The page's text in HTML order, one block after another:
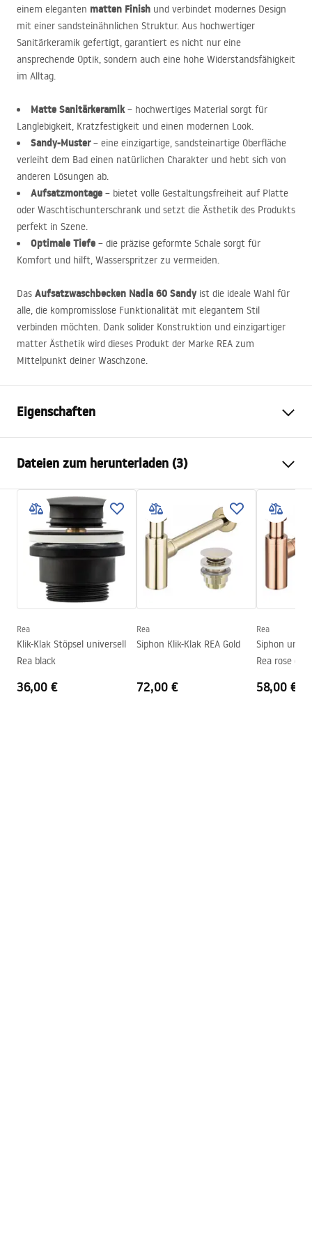
einem eleganten matten Finish und verbindet modernes Design
mit einer sandsteinähnlichen Struktur. Aus hochwertiger
Sanitärkeramik gefertigt, garantiert es nicht nur eine
ansprechende Optik, sondern auch eine hohe Widerstandsfähigkeit
im Alltag.
Matte Sanitärkeramik– hochwertiges Material sorgt für
Langlebigkeit, Kratzfestigkeit und einen modernen Look.
Sandy-Muster– eine einzigartige, sandsteinartige Oberfläche
verleiht dem Bad einen natürlichen Charakter und hebt sich von
anderen Lösungen ab.
Aufsatzmontage – bietet volle Gestaltungsfreiheit auf Platte
oder Waschtischunterschrank und setzt die Ästhetik des Produkts
perfekt in Szene.
Optimale Tiefe – die präzise geformte Schale sorgt für
Komfort und hilft, Wasserspritzer zu vermeiden.
Das Aufsatzwaschbecken Nadia 60 Sandyist die ideale Wahl für
alle, die kompromisslose Funktionalität mit elegantem Stil
verbinden möchten. Dank solider Konstruktion und einzigartiger
matter Ästhetik wird dieses Produkt der Marke REA zum
Mittelpunkt deiner Waschzone.
Eigenschaften
Material
Sanitärkeramik
Farbe
Beige, Steinoptik
Fertigstellung
Matt
Länge
610mm
Breite
385
Höhe
Form
Armaturloch
Nicht
Dateien zum herunterladen (3)
Anweisungen zum Einbau
Basin.pdf
Deklaracja Właściwości Użytkowych
SOFIA MINI AIAX SHINY Deklaracja.pdf
Garantiebedingungen
Warranty_Terms_and_Conditions_Basins_-_5.pdf
Rea
Klik-Klak Stöpsel universell
Rea black
36,00 €
Rea
Siphon Klik-Klak REA Gold
72,00 €
Rea
Siphon
Rea rose gold
58,00 €